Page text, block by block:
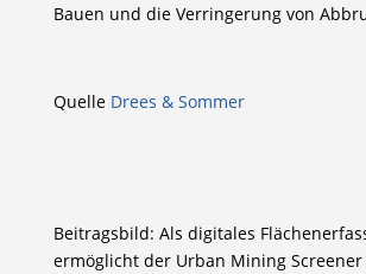
Bauen und die Verringerung von
Quelle Drees & Sommer
Beitragsbild: Als digitales
ermöglicht der Urban Mining